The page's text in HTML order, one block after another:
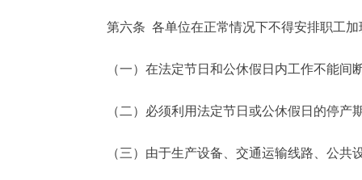
第六条 各单位在正常情况下不得安排职工加
（一）在法定节日和公休假日内工作不能间
（二）必须利用法定节日或公休假日的停产
（三）由于生产设备、交通运输线路、公共